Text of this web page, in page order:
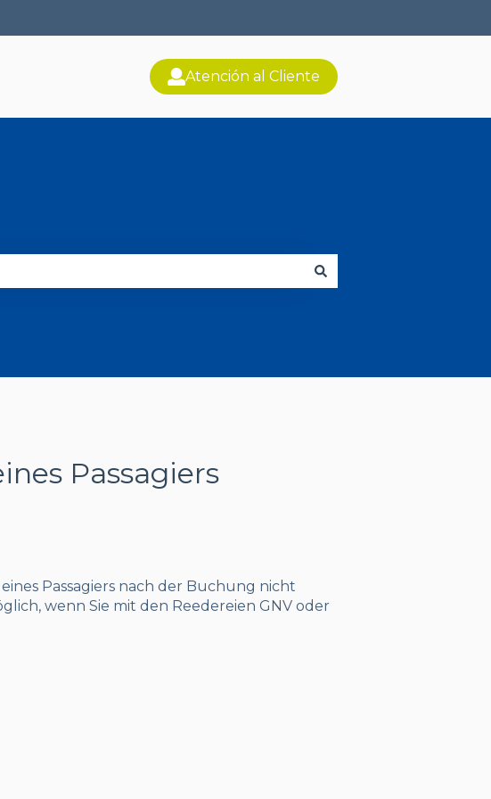
Atención al Cliente
Passagiers
Passagiers nach der Buchung nicht
wenn Sie mit den Reedereien GNV oder